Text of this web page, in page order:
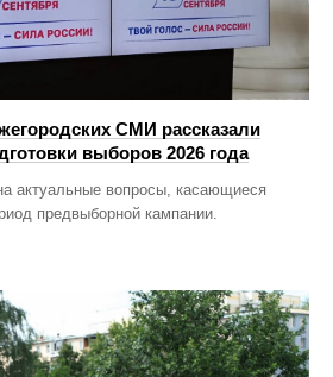
СМИ рассказали
выборов 2026 года
актуальные вопросы, касающиеся
предвыборной кампании.